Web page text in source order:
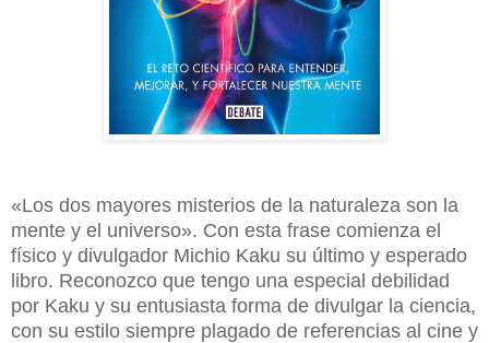
«Los dos mayores misterios de la naturaleza son la
mente y el universo». Con esta frase comienza el
físico y divulgador Michio Kaku su último y esperado
libro. Reconozco que tengo una especial debilidad
por Kaku y su entusiasta forma de divulgar la ciencia,
con su estilo siempre plagado de referencias al cine y